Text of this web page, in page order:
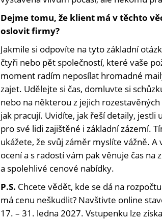
Dejme tomu, že klient má v těchto
oslovit firmy?
Jakmile si odpovíte na tyto základní
čtyři nebo pět společností, které vaše
moment radím neposílat hromadné
zajet. Udělejte si čas, domluvte si
nebo na některou z jejich
jak pracují. Uvidíte, jak řeší detaily, jestli
pro své lidi zajištěné i základní zázemí.
ukážete, že svůj záměr myslíte vážně.
ocení a s radostí vám pak věnuje čas
a spolehlivé cenové nabídky.
P.S. Chcete vědět, kde se dá na
má cenu neškudlit? Navštivte online
17. – 31. ledna 2027. Vstupenku lze